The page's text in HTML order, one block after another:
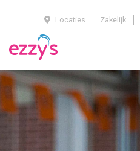
Locaties Zakelijk